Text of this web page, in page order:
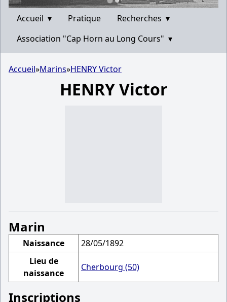
Accueil ▾ Pratique Recherches ▾
Association "Cap Horn au Long Cours" ▾
Accueil»Marins»HENRY Victor
HENRY Victor
Marin
Naissance
28/05/1892
Lieu de
naissance
Cherbourg (50)
Inscriptions